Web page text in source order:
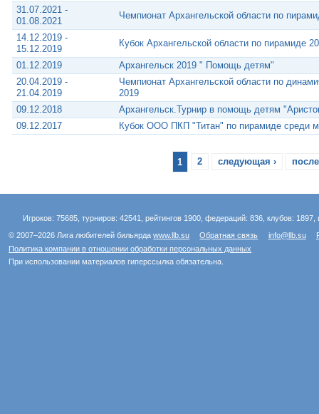
31.07.2021 -
01.08.2021
Чемпионат Архангельской области по
14.12.2019 -
15.12.2019
Кубок Архангельской области по пирамиде
01.12.2019
Архангельск 2019 " Помощь детям"
20.04.2019 -
21.04.2019
Чемпионат Архангельской области по
2019
09.12.2018
Архангельск.Турнир в помощь детям
09.12.2017
Кубок ООО ПКП "Титан" по пирамиде среди
1 2 следующая ›
Игроков: 75685, турниров: 42541, рейтингов 1900, федераций: 836, клубов:
© 2007–2026 Лига любителей бильярдаwww.llb.su Обратная связь info@llb.su
Политика компании в отношении обработки персональных данных
При использовании материалов гиперссылка обязательна.